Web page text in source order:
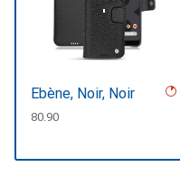
Ebène, Noir, Noir
CHF
80.90